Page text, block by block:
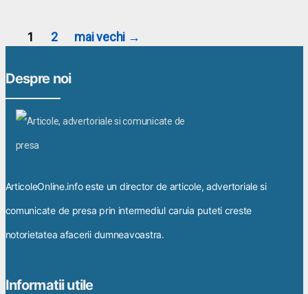
Paginație
articole
1 2 mai vechi →
Despre noi
ArticoleOnline.info este un director de articole, advertoriale si
comunicate de presa prin intermediul caruia puteti creste
notorietatea afacerii dumneavoastra.
Informatii utile